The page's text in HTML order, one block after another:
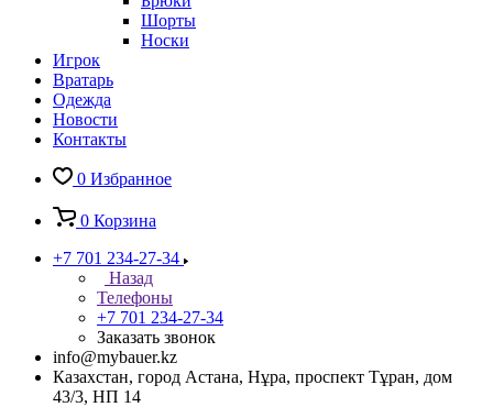
Шорты
Носки
Игрок
Вратарь
Одежда
Новости
Контакты
0 Избранное
0 Корзина
+7 701 234-27-34
Назад
Телефоны
+7 701 234-27-34
Заказать звонок
info@mybauer.kz
Казахстан, город Астана, Нұра, проспект Тұран, дом
43/3, НП 14